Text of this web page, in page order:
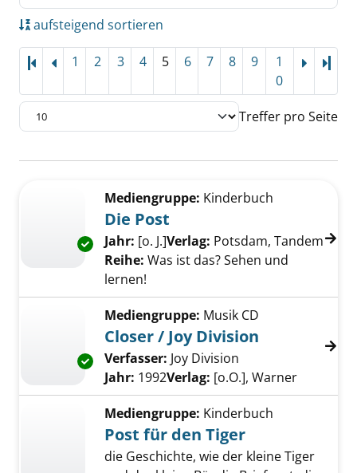
aufsteigend sortieren
1 2 3 4 5 6 7 8 9
1
0
Treffer pro Seite
Zu den Suchfiltern springen
Exemplar-Details von Die Post anzeigen
Mediengruppe: Kinderbuch
Die Post
Suche nach diesem Verfasser
Jahr: [o. J.]Verlag: Potsdam, Tandem
Reihe: Was ist das? Sehen und
lernen!
Exemplar-Details von Closer / Joy Division
Mediengruppe: Musik CD
Closer / Joy Division
Verfasser: Joy Division
Jahr: 1992Verlag: [o.O.], Warner
Mediengruppe: Kinderbuch
Post für den Tiger
die Geschichte, wie der kleine Tiger